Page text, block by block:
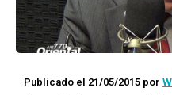
Publicado el 21/05/2015 por